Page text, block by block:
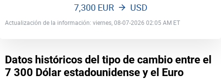
Actualización de la información: viernes, 08-07-2026 02:05 AM ET
7,300 EUR USD
Datos históricos del tipo de cambio entre el
7 300 Dólar estadounidense y el Euro